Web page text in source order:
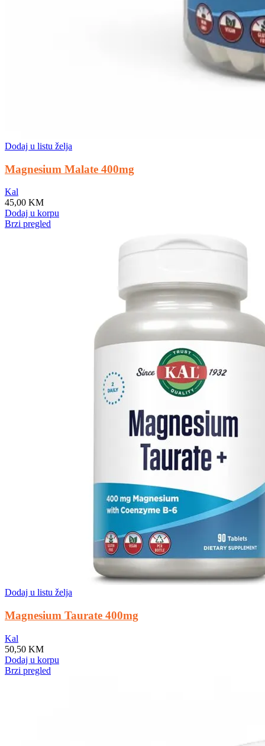
Dodaj u listu želja
Magnesium Malate 400mg
Kal
45,00 KM
Dodaj u korpu
Brzi pregled
Dodaj u listu želja
Magnesium Taurate 400mg
Kal
50,50 KM
Dodaj u korpu
Brzi pregled